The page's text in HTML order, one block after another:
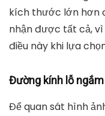
kích thước lớn hơn
nhận được tất cả, vì
điều này khi lựa
Đường kính lỗ ngắm
Để quan sát hình